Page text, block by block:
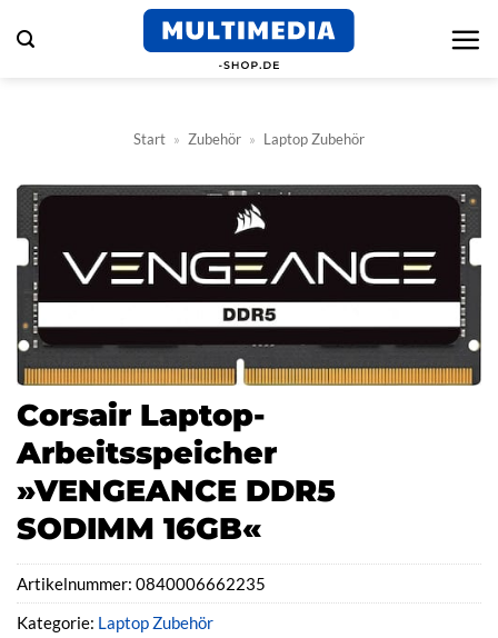
Inhalt
Start » Zubehör » Laptop Zubehör
Corsair Laptop-
Arbeitsspeicher
»VENGEANCE DDR5
SODIMM 16GB«
Artikelnummer: 0840006662235
Kategorie: Laptop Zubehör